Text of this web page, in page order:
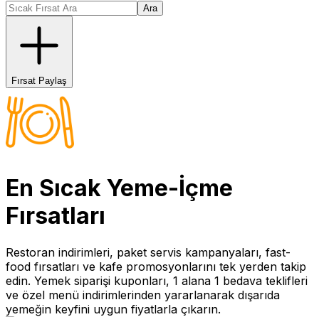
Ara
Fırsat Paylaş
En Sıcak Yeme-İçme
Fırsatları
Restoran indirimleri, paket servis kampanyaları, fast-
food fırsatları ve kafe promosyonlarını tek yerden takip
edin. Yemek siparişi kuponları, 1 alana 1 bedava teklifleri
ve özel menü indirimlerinden yararlanarak dışarıda
yemeğin keyfini uygun fiyatlarla çıkarın.